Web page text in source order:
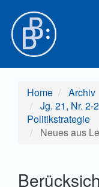
Hauptinhalt
Sidebar
Home
Archiv
Jg. 21, Nr. 2-
Politikstrategie
Neues aus